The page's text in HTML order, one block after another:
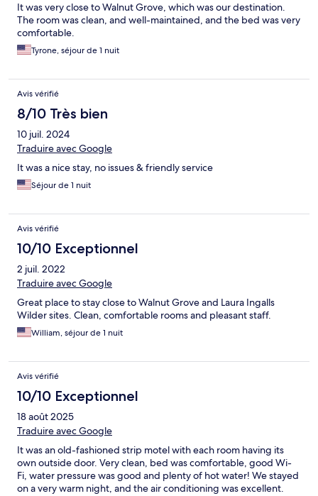
It was very close to Walnut Grove, which was our destination.
The room was clean, and well-maintained, and the bed was very
comfortable.
Tyrone, séjour de 1 nuit
Avis vérifié
8/10 Très bien
10 juil. 2024
Traduire avec Google
It was a nice stay, no issues & friendly service
Séjour de 1 nuit
Avis vérifié
10/10 Exceptionnel
2 juil. 2022
Traduire avec Google
Great place to stay close to Walnut Grove and Laura Ingalls
Wilder sites. Clean, comfortable rooms and pleasant staff.
William, séjour de 1 nuit
Avis vérifié
10/10 Exceptionnel
18 août 2025
Traduire avec Google
It was an old-fashioned strip motel with each room having its
own outside door. Very clean, bed was comfortable, good Wi-
Fi, water pressure was good and plenty of hot water! We stayed
on a very warm night, and the air conditioning was excellent.